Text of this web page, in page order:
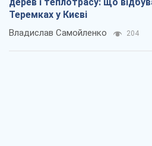
дерев і теплотрасу: що
Теремках у Києві
Владислав Самойленко 204